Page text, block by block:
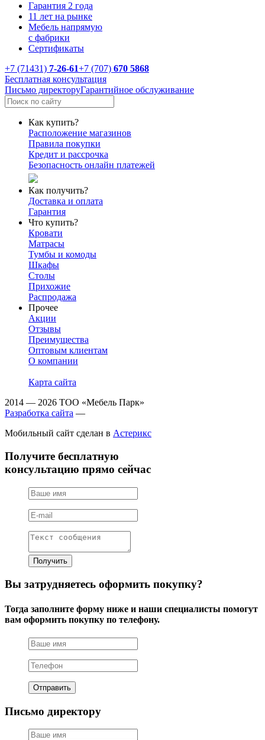
Гарантия 2 года
11 лет на рынке
Мебель напрямую
с фабрики
Сертификаты
+7 (71431) 7-26-61+7 (707) 670 5868
Бесплатная консультация
Письмо директоруГарантийное обслуживание
Как купить?
Расположение магазинов
Правила покупки
Кредит и рассрочка
Безопасность онлайн платежей
Как получить?
Доставка и оплата
Гарантия
Что купить?
Кровати
Матрасы
Тумбы и комоды
Шкафы
Столы
Прихожие
Распродажа
Прочее
Акции
Отзывы
Преимущества
Оптовым клиентам
О компании
Карта сайта
2014 — 2026 ТОО «Мебель Парк»
Разработка сайта —
Мобильный сайт сделан в Астерикс
Получите бесплатную
консультацию прямо сейчас
Вы затрудняетесь оформить покупку?
Тогда заполните форму ниже и наши специалисты помогут
вам оформить покупку по телефону.
Письмо директору